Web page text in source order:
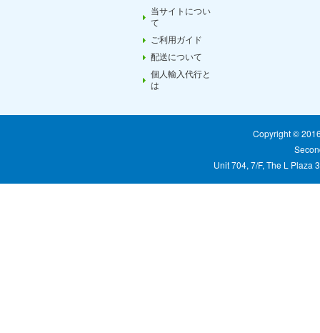
当サイトについ
て
ご利用ガイド
配送について
個人輸入代行と
は
Copyright ©
Unit 704, 7/F, The L Plaza